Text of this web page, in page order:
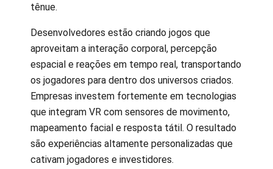
tênue.
Desenvolvedores estão criando jogos que
aproveitam a interação corporal, percepção
espacial e reações em tempo real, transportando
os jogadores para dentro dos universos criados.
Empresas investem fortemente em tecnologias
que integram VR com sensores de movimento,
mapeamento facial e resposta tátil. O resultado
são experiências altamente personalizadas que
cativam jogadores e investidores.